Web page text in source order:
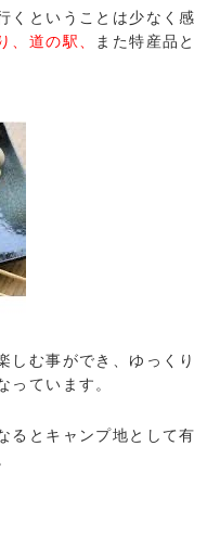
くということは少なく感
、道の駅、
また特産品と
しむ事ができ、ゆっくり
っています。
るとキャンプ地として有